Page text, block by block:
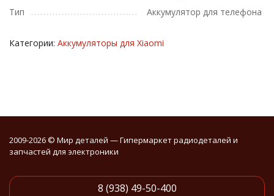
Тип
Аккумулятор для телефона
Категории: Аккумуляторы для Xiaomi
2009-2026 © Мир деталей — Гипермаркет радиодеталей и
запчастей для электроники
8 (938) 49-50-400